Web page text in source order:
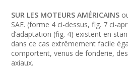
SUR LES MOTEURS AMÉRICAINS
SAE. (forme 4 ci-dessus, fig. 7 ci-
d’adaptation (fig. 4) existent en
dans ce cas extrêmement facile
comportent, venus de fonderie,
axiaux.